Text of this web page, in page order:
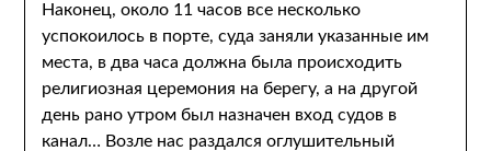
Наконец, около 11 часов все несколько
успокоилось в порте, суда заняли указанные им
места, в два часа должна была происходить
религиозная церемония на берегу, а на другой
день рано утром был назначен вход судов в
канал… Возле нас раздался оглушительный